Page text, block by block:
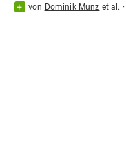
von Dominik Munz et al. ·